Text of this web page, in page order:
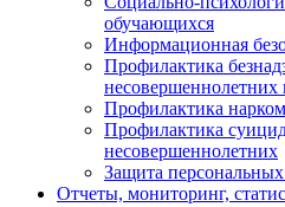
обучающихся
Информационная
Профилактика
Профилактика
Профилактика
несовершеннолетних
Защита
Отчеты, мониторинг,